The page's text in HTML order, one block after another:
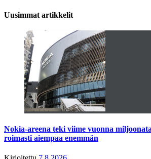
Uusimmat artikkelit
Nokia-areena teki viime vuonna
roimasti aiempaa enemmän